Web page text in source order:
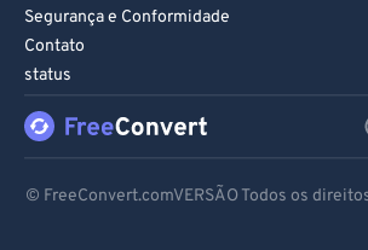
Segurança e Conformidade
Contato
status
© FreeConvert.comVERSÃO Todos os